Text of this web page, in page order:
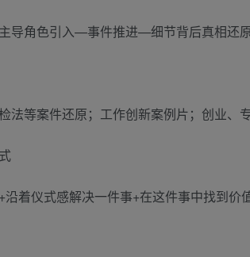
导角色引入—事件推进—细节背后真相还
法等案件还原；工作创新案例片；创业、
着仪式感解决一件事+在这件事中找到价